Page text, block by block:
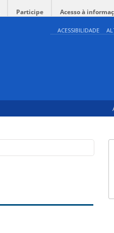
Participe Acesso à
ACESSIBILIDADE